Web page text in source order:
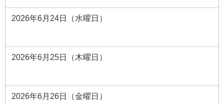
2026年6月24日（水曜日）
2026年6月25日（木曜日）
2026年6月26日（金曜日）